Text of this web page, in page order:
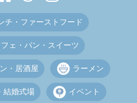
チ・ファーストフード
フェ・パン・スイーツ
・居酒屋 ラーメン
結婚式場 イベント